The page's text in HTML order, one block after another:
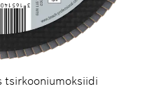
tsirkooniumoksiidi